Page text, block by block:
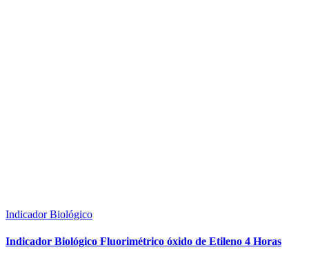
Indicador Biológico
Indicador Biológico Fluorimétrico óxido de Etileno 4 Horas